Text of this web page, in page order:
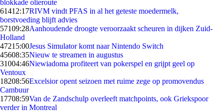
blokkade olieroute
61412:17RIVM vindt PFAS in al het geteste moedermelk,
borstvoeding blijft advies
57109:28Aanhoudende droogte veroorzaakt scheuren in dijken Zuid-
Holland
47215:00Jesus Simulator komt naar Nintendo Switch
45608:35Nieuw te streamen in augustus
31004:46Niewiadoma profiteert van pokerspel en grijpt geel op
Ventoux
18208:56Excelsior opent seizoen met ruime zege op promovendus
Cambuur
17708:59Van de Zandschulp overleeft matchpoints, ook Griekspoor
verder in Montreal